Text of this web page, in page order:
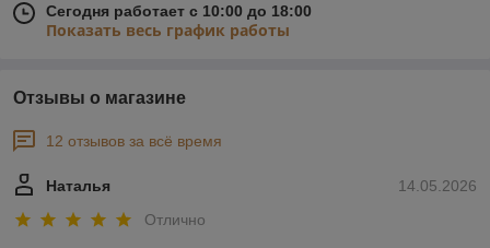
Сегодня работает с 10:00 до 18:00
Показать весь график работы
Отзывы о магазине
12 отзывов за всё время
14.05.2026
Наталья
Отлично